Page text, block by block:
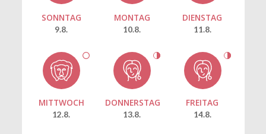
SONNTAG
9.8.
MONTAG
10.8.
DIENSTAG
11.8.
MITTWOCH
12.8.
DONNERSTAG
13.8.
FREITAG
14.8.